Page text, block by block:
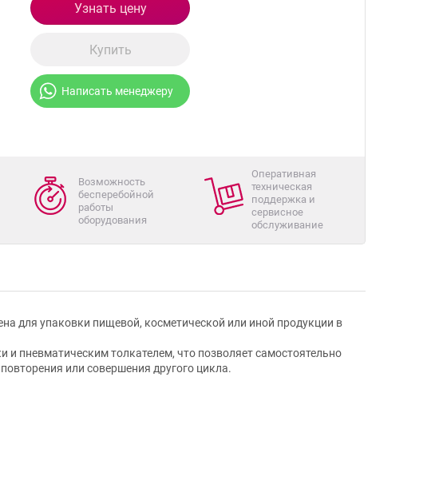
Узнать цену
Купить
Написать менеджеру
Возможность
бесперебойной
работы
оборудования
Оперативная
техническая
поддержка и
сервисное
обслуживание
для упаковки пищевой, косметической или иной продукции в
пневматическим толкателем, что позволяет самостоятельно
или совершения другого цикла.